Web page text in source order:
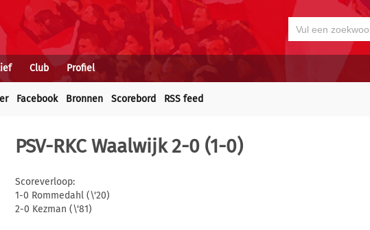
Club Profiel
Facebook Bronnen Scorebord RSS feed
PSV-RKC Waalwijk 2-0 (1-0)
Scoreverloop:
1-0 Rommedahl (\'20)
2-0 Kezman (\'81)